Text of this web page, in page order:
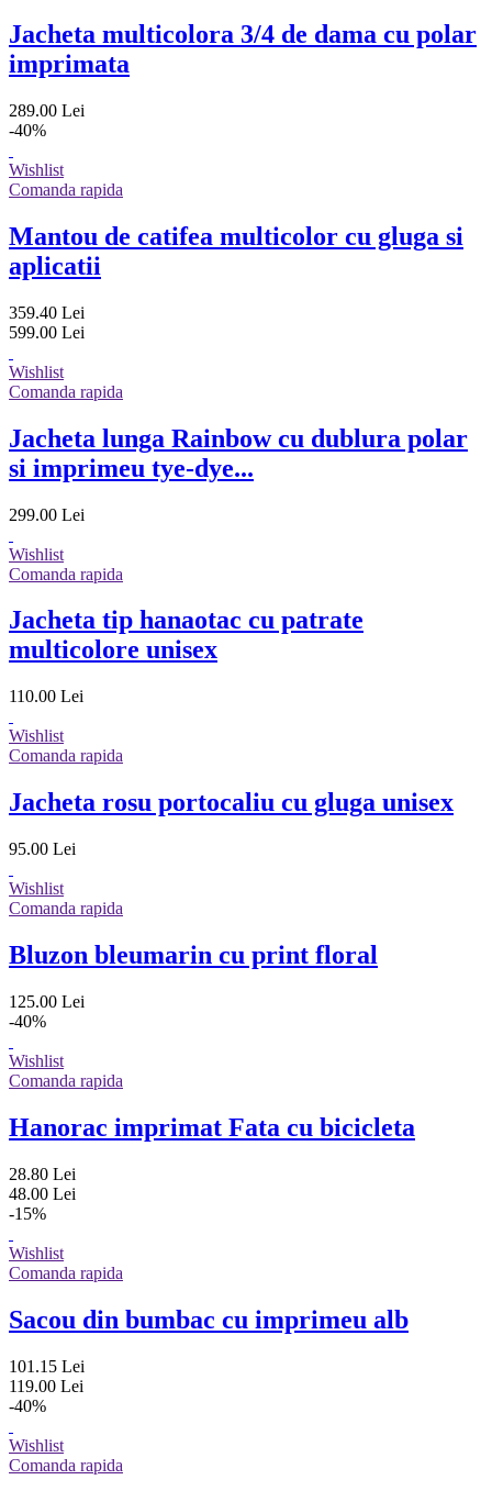
Jacheta multicolora 3/4 de dama cu polar
imprimata
289.00 Lei
-40%
Wishlist
Comanda rapida
Mantou de catifea multicolor cu gluga si
aplicatii
359.40 Lei
599.00 Lei
Wishlist
Comanda rapida
Jacheta lunga Rainbow cu dublura polar
si imprimeu tye-dye...
299.00 Lei
Wishlist
Comanda rapida
Jacheta tip hanaotac cu patrate
multicolore unisex
110.00 Lei
Wishlist
Comanda rapida
Jacheta rosu portocaliu cu gluga unisex
95.00 Lei
Wishlist
Comanda rapida
Bluzon bleumarin cu print floral
125.00 Lei
-40%
Wishlist
Comanda rapida
Hanorac imprimat Fata cu bicicleta
28.80 Lei
48.00 Lei
-15%
Wishlist
Comanda rapida
Sacou din bumbac cu imprimeu alb
101.15 Lei
119.00 Lei
-40%
Wishlist
Comanda rapida